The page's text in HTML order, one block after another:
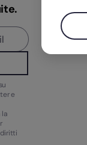
e
la